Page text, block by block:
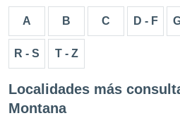
para
que se
calidad.
y
A B C D - F
R - S T - Z
Localidades más
Montana